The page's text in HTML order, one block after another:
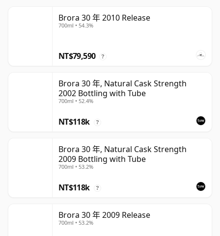
Brora 30 年 2010 Release
700ml • 54.3%
NT$79,590 ?
Brora 30 年, Natural Cask Strength
2002 Bottling with Tube
700ml • 52.4%
NT$118k ?
Brora 30 年, Natural Cask Strength
2009 Bottling with Tube
700ml • 53.2%
NT$118k ?
Brora 30 年 2009 Release
700ml • 53.2%